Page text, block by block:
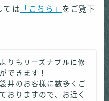
ては 「こちら」 をご覧下
りもリーズナブルに修
できます！
井のお客様に数多くご
おりますので、お近く